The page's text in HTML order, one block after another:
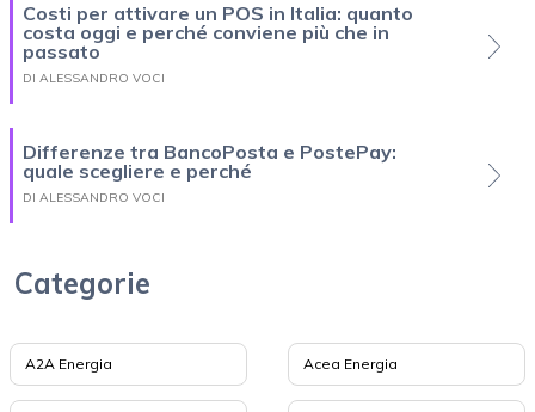
Costi per attivare un POS in Italia: quanto
costa oggi e perché conviene più che in
passato
DI ALESSANDRO VOCI
Differenze tra BancoPosta e PostePay:
quale scegliere e perché
DI ALESSANDRO VOCI
Categorie
A2A Energia Acea Energia